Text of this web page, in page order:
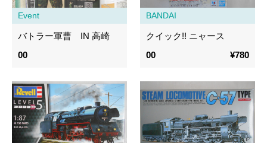
Event
バトラー軍曹 IN 高崎
00
BANDAI
クイック!! ニャース
00
¥780